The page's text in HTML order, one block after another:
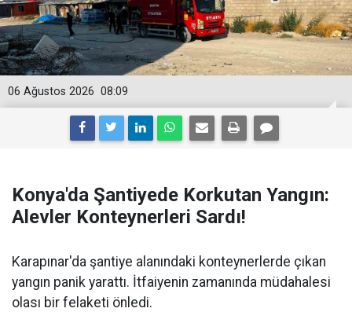
08:09
06 Ağustos 2026
Konya'da Şantiyede Korkutan Yangın:
Alevler Konteynerleri Sardı!
Karapınar'da şantiye alanındaki konteynerlerde çıkan
yangın panik yarattı. İtfaiyenin zamanında müdahalesi
olası bir felaketi önledi.